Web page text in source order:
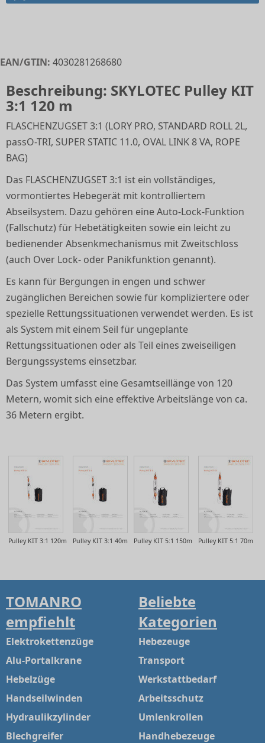
EAN/GTIN: 4030281268680
Beschreibung: SKYLOTEC Pulley KIT
3:1 120 m
FLASCHENZUGSET 3:1 (LORY PRO, STANDARD ROLL 2L,
passO-TRI, SUPER STATIC 11.0, OVAL LINK 8 VA, ROPE
BAG)
Das FLASCHENZUGSET 3:1 ist ein vollständiges,
vormontiertes Hebegerät mit kontrolliertem
Abseilsystem. Dazu gehören eine Auto-Lock-Funktion
(Fallschutz) für Hebetätigkeiten sowie ein leicht zu
bedienender Absenkmechanismus mit Zweitschloss
(auch Over Lock- oder Panikfunktion genannt).
Es kann für Bergungen in engen und schwer
zugänglichen Bereichen sowie für kompliziertere oder
spezielle Rettungssituationen verwendet werden. Es ist
als System mit einem Seil für ungeplante
Rettungssituationen oder als Teil eines zweiseiligen
Bergungssystems einsetzbar.
Das System umfasst eine Gesamtseillänge von 120
Metern, womit sich eine effektive Arbeitslänge von ca.
36 Metern ergibt.
Pulley KIT 5:1 70m
Pulley KIT 5:1 150m
Pulley KIT 3:1 40m
Pulley KIT 3:1 120m
TOMANRO
empfiehlt
Elektrokettenzüge
Alu-Portalkrane
Hebelzüge
Handseilwinden
Hydraulikzylinder
Blechgreifer
Beliebte
Kategorien
Hebezeuge
Transport
Werkstattbedarf
Arbeitsschutz
Umlenkrollen
Handhebezeuge